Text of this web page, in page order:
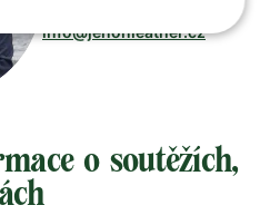
info@jenonleather.cz
o soutěžích,